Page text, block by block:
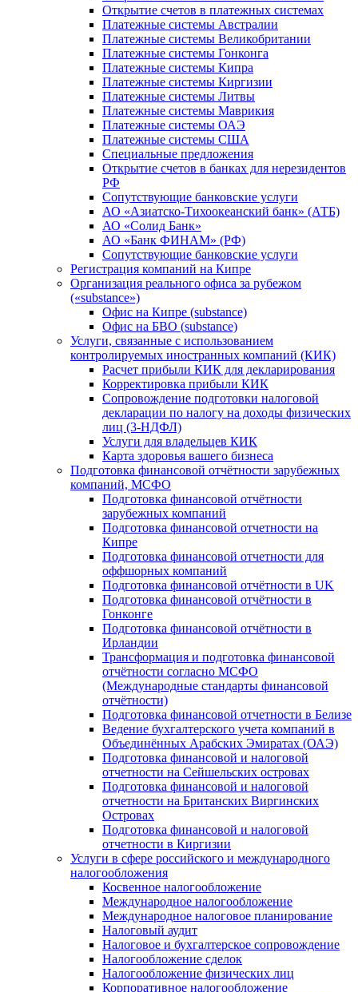
Открытие счетов в платежных системах
Платежные системы Австралии
Платежные системы Великобритании
Платежные системы Гонконга
Платежные системы Кипра
Платежные системы Киргизии
Платежные системы Литвы
Платежные системы Маврикия
Платежные системы ОАЭ
Платежные системы США
Специальные предложения
Открытие счетов в банках для нерезидентов
РФ
Сопутствующие банковские услуги
АО «Азиатско-Тихоокеанский банк» (АТБ)
АО «Солид Банк»
АО «Банк ФИНАМ» (РФ)
Сопутствующие банковские услуги
Регистрация компаний на Кипре
Организация реального офиса за рубежом
(«substance»)
Офис на Кипре (substance)
Офис на БВО (substance)
Услуги, связанные с использованием
контролируемых иностранных компаний (КИК)
Расчет прибыли КИК для декларирования
Корректировка прибыли КИК
Сопровождение подготовки налоговой
декларации по налогу на доходы физических
лиц (3-НДФЛ)
Услуги для владельцев КИК
Карта здоровья вашего бизнеса
Подготовка финансовой отчётности зарубежных
компаний, МСФО
Подготовка финансовой отчётности
зарубежных компаний
Подготовка финансовой отчетности на
Кипре
Подготовка финансовой отчетности для
оффшорных компаний
Подготовка финансовой отчётности в UK
Подготовка финансовой отчётности в
Гонконге
Подготовка финансовой отчётности в
Ирландии
Трансформация и подготовка финансовой
отчётности согласно МСФО
(Международные стандарты финансовой
отчётности)
Подготовка финансовой отчетности в Белизе
Ведение бухгалтерского учета компаний в
Объединённых Арабских Эмиратах (ОАЭ)
Подготовка финансовой и налоговой
отчетности на Сейшельских островах
Подготовка финансовой и налоговой
отчетности на Британских Виргинских
Островах
Подготовка финансовой и налоговой
отчетности в Киргизии
Услуги в сфере российского и международного
налогообложения
Косвенное налогообложение
Международное налогообложение
Международное налоговое планирование
Налоговый аудит
Налоговое и бухгалтерское сопровождение
Налогообложение сделок
Налогообложение физических лиц
Корпоративное налогообложение